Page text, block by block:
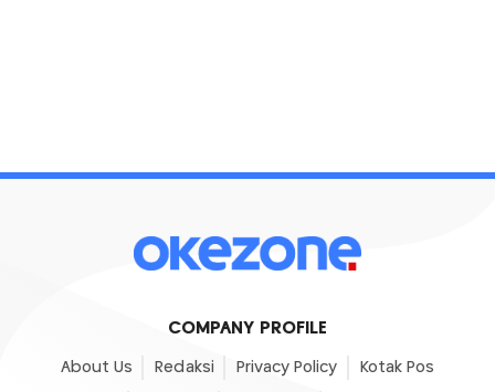
COMPANY PROFILE
About Us Redaksi Privacy Policy Kotak Pos